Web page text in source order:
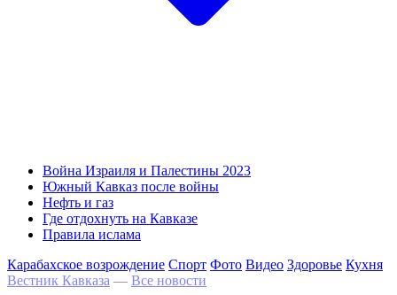
Война Израиля и Палестины 2023
Южный Кавказ после войны
Нефть и газ
Где отдохнуть на Кавказе
Правила ислама
Карабахское возрождение Спорт Фото Видео Здоровье Кухня
Вестник Кавказа — Все новости